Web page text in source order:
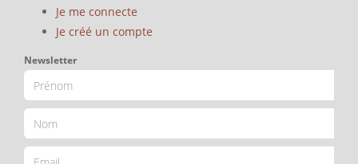
Je me connecte
Je créé un compte
Newsletter